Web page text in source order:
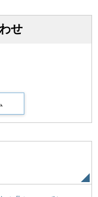
せ